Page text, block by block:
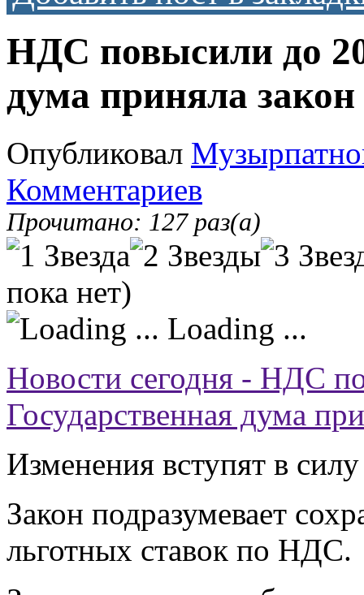
НДС повысили до
дума приняла закон
Опубликовал
Комментариев
Прочитано: 127 раз(а)
пока нет)
Loading ...
Новости сегодня - НДС
Государственная дума
Изменения вступят в
Закон подразумевает
льготных ставок по НДС.